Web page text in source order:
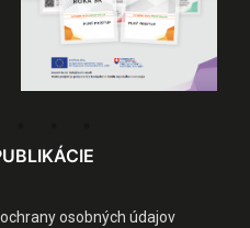
osobných údajov